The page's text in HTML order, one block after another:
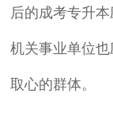
后的成考专升
机关事业单位
取心的群体。